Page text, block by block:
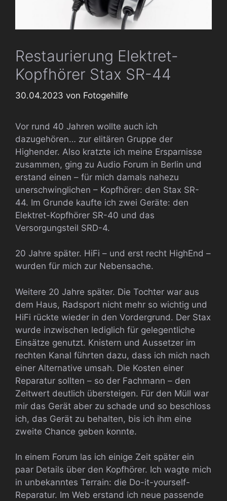
Restaurierung Elektret-
Kopfhörer Stax SR-44
30.04.2023 von Fotogehilfe
Vor rund 40 Jahren wollte auch ich
dazugehören… zur elitären Gruppe der
Highender. Also kratzte ich meine Ersparnisse
zusammen, ging zu Audio Forum in Berlin und
erstand einen – für mich damals nahezu
unerschwinglichen – Kopfhörer: den Stax SR-
44. Im Grunde kaufte ich zwei Geräte: den
Elektret-Kopfhörer SR-40 und das
Versorgungsteil SRD-4.
20 Jahre später. HiFi – und erst recht HighEnd –
wurden für mich zur Nebensache.
Weitere 20 Jahre später. Die Tochter war aus
dem Haus, Radsport nicht mehr so wichtig und
HiFi rückte wieder in den Vordergrund. Der Stax
wurde inzwischen lediglich für gelegentliche
Einsätze genutzt. Knistern und Aussetzer im
rechten Kanal führten dazu, dass ich mich nach
einer Alternative umsah. Die Kosten einer
Reparatur sollten – so der Fachmann – den
Zeitwert deutlich übersteigen. Für den Müll war
mir das Gerät aber zu schade und so beschloss
ich, das Gerät zu behalten, bis ich ihm eine
zweite Chance geben konnte.
In einem Forum las ich einige Zeit später ein
paar Details über den Kopfhörer. Ich wagte mich
in unbekanntes Terrain: die Do-it-yourself-
Reparatur. Im Web erstand ich neue passende